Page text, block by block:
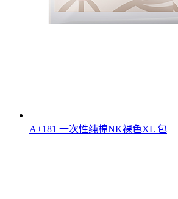
A+181 一次性纯棉NK裸色XL 包